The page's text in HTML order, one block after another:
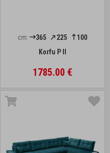
cm: 365 225
100
Korfu P II
1785.00 €